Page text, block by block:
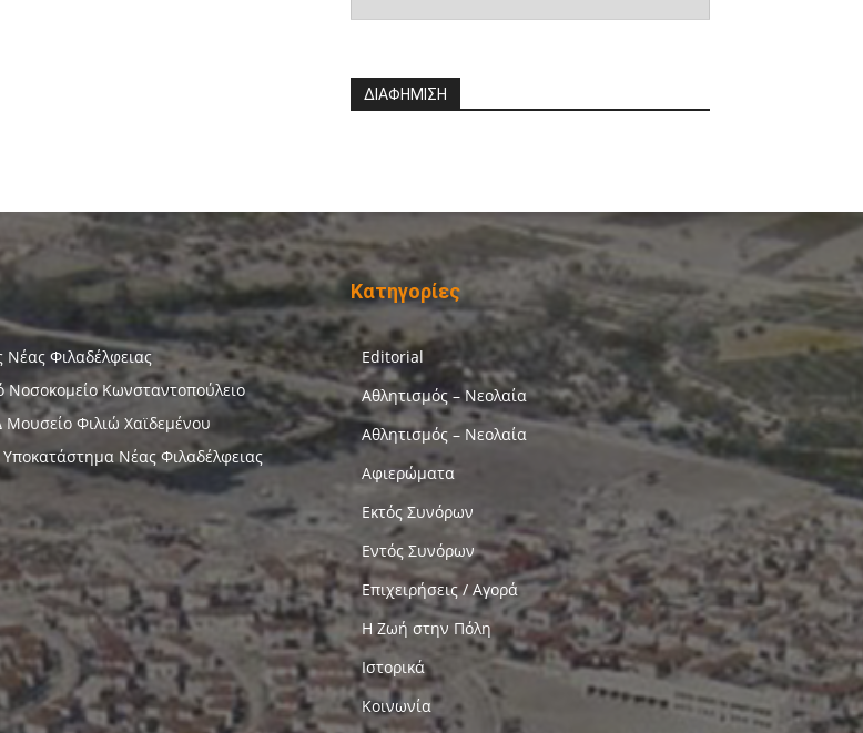
ΔΙΑΦΗΜΙΣΗ
Νέας Φιλαδέλφειας
Νοσοκομείο Κωνσταντοπούλειο
Φιλιώ Χαϊδεμένου
Νέας Φιλαδέλφειας
Κατηγορίες
Editorial
Αθλητισμός – Νεολαία
Αθλητισμός – Νεολαία
Αφιερώματα
Εκτός Συνόρων
Εντός Συνόρων
Επιχειρήσεις / Αγορά
Η Ζωή στην Πόλη
Ιστορικά
Κοινωνία